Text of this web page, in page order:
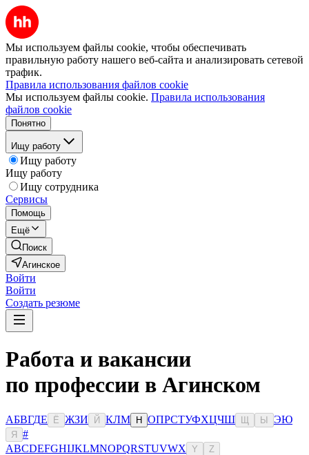
Мы используем файлы cookie, чтобы обеспечивать
правильную работу нашего веб-сайта и анализировать сетевой
трафик.
Правила использования файлов cookie
Мы используем файлы cookie. Правила использования
файлов cookie
Понятно
Ищу работу
Ищу работу
Ищу работу
Ищу сотрудника
Сервисы
Помощь
Ещё
Поиск
Агинское
Войти
Войти
Создать резюме
Работа и вакансии
по профессии в Агинском
АБВГДЕ Ё ЖЗИ Й КЛМ Н ОПРСТУФХЦЧШ Ы ЭЮ
Я
#
ABCDEFGHIJKLMNOPQRSTUVWX Y Z